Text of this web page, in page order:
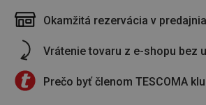
Okamžitá rezervácia v
Vrátenie tovaru z e-shopu bez
Prečo byť členom TESCOMA